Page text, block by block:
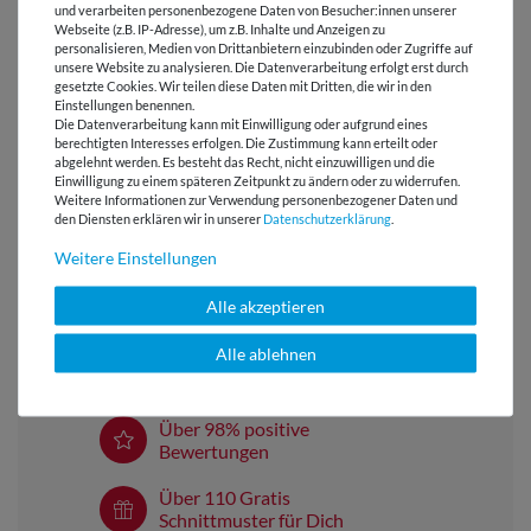
LIZENZHINWEISE
BEWERTUNGEN
HERSTELLERINFORMATIONEN
Versandkostenfrei ab 60 € -
Lieferung mit DHL
E-Mail Kundenservice
Über 98% positive
Bewertungen
Über 110 Gratis
Schnittmuster für Dich
und verarbeiten personenbezogene Daten von Besucher:innen unserer
Webseite (z.B. IP-Adresse), um z.B. Inhalte und Anzeigen zu
personalisieren, Medien von Drittanbietern einzubinden oder Zugriffe auf
unsere Website zu analysieren. Die Datenverarbeitung erfolgt erst durch
gesetzte Cookies. Wir teilen diese Daten mit Dritten, die wir in den
Einstellungen benennen.
Die Datenverarbeitung kann mit Einwilligung oder aufgrund eines
berechtigten Interesses erfolgen. Die Zustimmung kann erteilt oder
abgelehnt werden. Es besteht das Recht, nicht einzuwilligen und die
Einwilligung zu einem späteren Zeitpunkt zu ändern oder zu widerrufen.
Weitere Informationen zur Verwendung personenbezogener Daten und
den Diensten erklären wir in unserer Daten­schutz­erklärung
Weitere Einstellungen
Alle akzeptieren
Alle ablehnen